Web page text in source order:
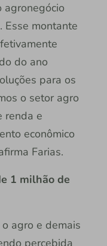
agronegócio
montante
do ano
para os
o setor agro
renda e
econômico
Farias.
1 milhão de
agro e demais